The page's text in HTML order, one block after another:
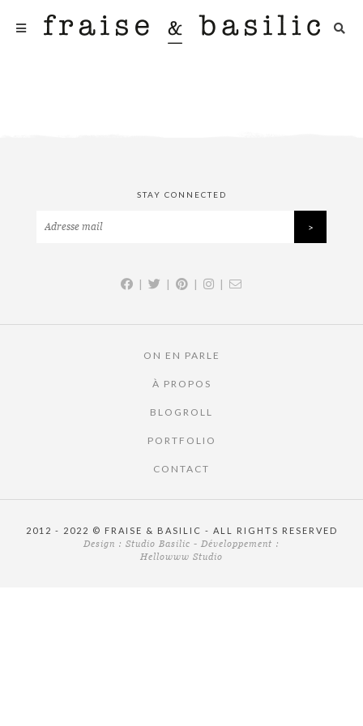
STAY CONNECTED
| | | |
ON EN PARLE
À PROPOS
BLOGROLL
PORTFOLIO
CONTACT
2012 - 2022 © FRAISE & BASILIC - ALL RIGHTS RESERVED
Design : Studio Basilic - Développement :
Hellowww Studio